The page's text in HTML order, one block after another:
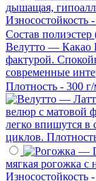
дышащая,
Износостойкость
Состав полиэстер
Велутто — Какао
фактурой.
современные
Плотность - 300
велюр с матовой
легко впишутся в
циклов.
мягкая рогожка с
Износостойкость